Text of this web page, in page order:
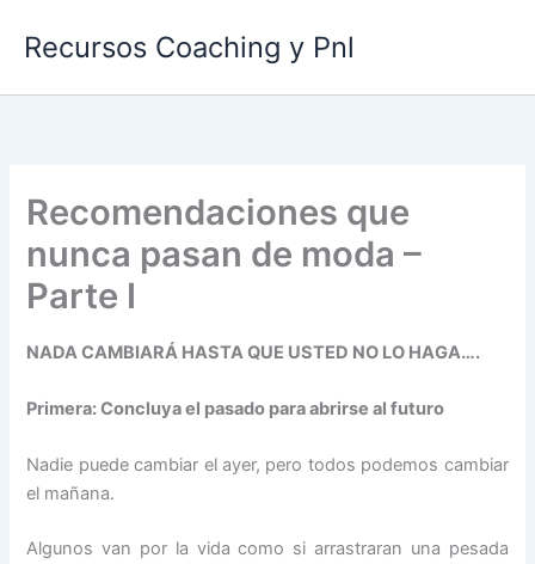
Recursos Coaching y Pnl
Recomendaciones que
nunca pasan de moda –
Parte I
NADA CAMBIARÁ HASTA QUE USTED NO LO HAGA….
Primera: Concluya el pasado para abrirse al futuro
Nadie puede cambiar el ayer, pero todos podemos cambiar
el mañana.
Algunos van por la vida como si arrastraran una pesada